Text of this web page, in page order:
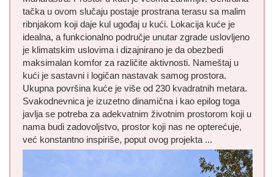
tačka u ovom slučaju postaje prostrana terasu sa malim
ribnjakom koji daje kul ugođaj u kući. Lokacija kuće je
idealna, a funkcionalno područje unutar zgrade uslovljeno
je klimatskim uslovima i dizajnirano je da obezbedi
maksimalan komfor za različite aktivnosti. Nameštaj u
kući je sastavni i logičan nastavak samog prostora.
Ukupna površina kuće je više od 230 kvadratnih metara.
Svakodnevnica je izuzetno dinamična i kao epilog toga
javlja se potreba za adekvatnim životnim prostorom koji u
nama budi zadovoljstvo, prostor koji nas ne opterećuje,
već konstantno inspiriše, poput ovog projekta ...